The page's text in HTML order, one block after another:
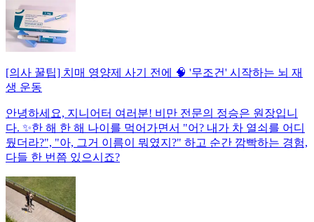
[의사 꿀팁] 치매 영양제 사기 전에 🧠 '무조건' 시작하는 뇌 재
생 운동
안녕하세요, 지니어터 여러분! 비만 전문의 정승은 원장입니
다. ✨한 해 한 해 나이를 먹어가면서 "어? 내가 차 열쇠를 어디
뒀더라?", "아, 그거 이름이 뭐였지?" 하고 순간 깜빡하는 경험,
다들 한 번쯤 있으시죠?